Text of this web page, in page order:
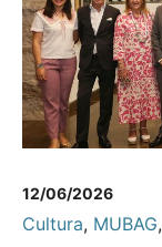
12/06/2026
Cultura, MUBAG,